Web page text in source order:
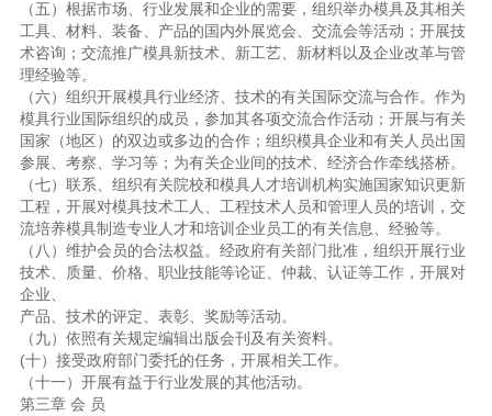
（五）根据市场、行业发展和企业的需要，组织举办模具及其相关
工具、材料、装备、产品的国内外展览会、交流会等活动；开展技
术咨询；交流推广模具新技术、新工艺、新材料以及企业改革与管
理经验等。
（六）组织开展模具行业经济、技术的有关国际交流与合作。作为
模具行业国际组织的成员，参加其各项交流合作活动；开展与有关
国家（地区）的双边或多边的合作；组织模具企业和有关人员出国
参展、考察、学习等；为有关企业间的技术、经济合作牵线搭桥。
（七）联系、组织有关院校和模具人才培训机构实施国家知识更新
工程，开展对模具技术工人、工程技术人员和管理人员的培训，交
流培养模具制造专业人才和培训企业员工的有关信息、经验等。
（八）维护会员的合法权益。经政府有关部门批准，组织开展行业
技术、质量、价格、职业技能等论证、仲裁、认证等工作，开展对
企业、
产品、技术的评定、表彰、奖励等活动。
（九）依照有关规定编辑出版会刊及有关资料。
(十）接受政府部门委托的任务，开展相关工作。
（十一）开展有益于行业发展的其他活动。
第三章 会 员